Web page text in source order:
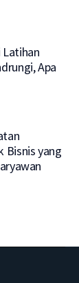
Apa
Bisnis yang